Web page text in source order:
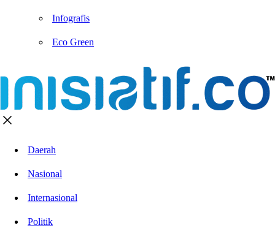
Infografis
Eco Green
Daerah
Nasional
Internasional
Politik